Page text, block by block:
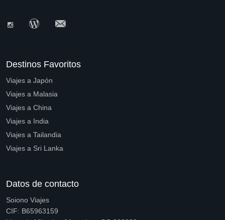
Destinos Favoritos
Viajes a Japón
Viajes a Malasia
Viajes a China
Viajes a India
Viajes a Tailandia
Viajes a Sri Lanka
Datos de contacto
Soiono Viajes
CIF: B65963159